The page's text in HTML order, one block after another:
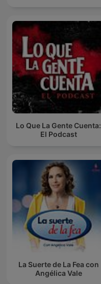
Lo Que La Gente Cuenta:
El Podcast
La Suerte de La Fea con
Angélica Vale